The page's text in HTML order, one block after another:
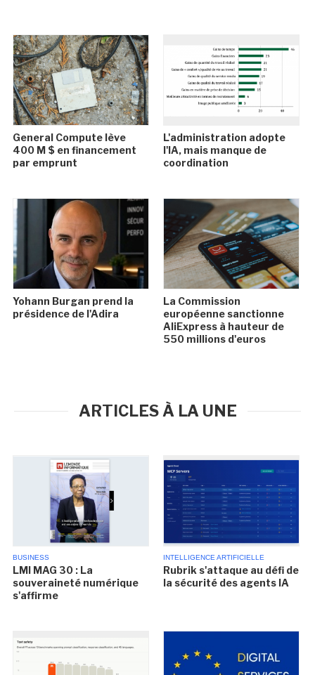
General Compute lève
400 M $ en financement
par emprunt
L'administration adopte
l'IA, mais manque de
coordination
Yohann Burgan prend la
présidence de l'Adira
La Commission
européenne sanctionne
AliExpress à hauteur de
550 millions d'euros
ARTICLES À LA UNE
BUSINESS
LMI MAG 30 : La
souveraineté numérique
s'affirme
INTELLIGENCE ARTIFICIELLE
Rubrik s'attaque au défi de
la sécurité des agents IA